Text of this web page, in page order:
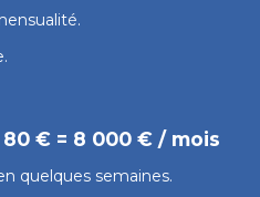
€ = 8 000 € / mois
quelques semaines.